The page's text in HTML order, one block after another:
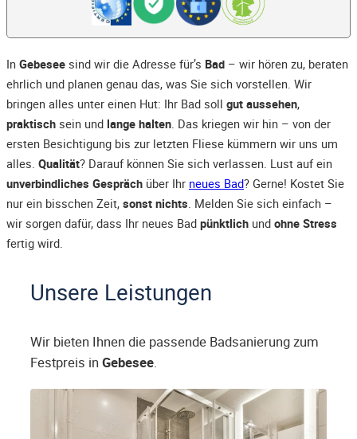
In Gebesee sind wir die Adresse für’s Bad – wir hören zu, beraten
ehrlich und planen genau das, was Sie sich vorstellen. Wir
bringen alles unter einen Hut: Ihr Bad soll gut aussehen,
praktisch sein und lange halten. Das kriegen wir hin – von der
ersten Besichtigung bis zur letzten Fliese kümmern wir uns um
alles. Qualität? Darauf können Sie sich verlassen. Lust auf ein
unverbindliches Gespräch über Ihr neues Bad? Gerne! Kostet Sie
nur ein bisschen Zeit, sonst nichts. Melden Sie sich einfach –
wir sorgen dafür, dass Ihr neues Bad pünktlich und ohne Stress
fertig wird.
Unsere Leistungen
Wir bieten Ihnen die passende Badsanierung zum
Festpreis in Gebesee.